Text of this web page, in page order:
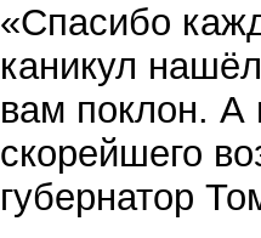
«Спасибо
каникул
вам поклон. А
скорейшего
губернатор